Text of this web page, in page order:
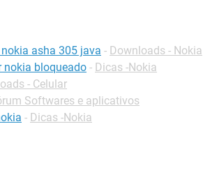
asha 305 java - Downloads - Nokia
nokia bloqueado - Dicas -Nokia
- Celular
Softwares e aplicativos
- Dicas -Nokia